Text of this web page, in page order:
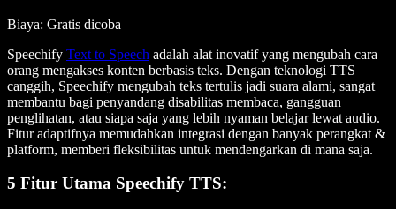
Biaya: Gratis dicoba
Speechify Text to Speech adalah alat inovatif yang mengubah cara
orang mengakses konten berbasis teks. Dengan teknologi TTS
canggih, Speechify mengubah teks tertulis jadi suara alami, sangat
membantu bagi penyandang disabilitas membaca, gangguan
penglihatan, atau siapa saja yang lebih nyaman belajar lewat audio.
Fitur adaptifnya memudahkan integrasi dengan banyak perangkat &
platform, memberi fleksibilitas untuk mendengarkan di mana saja.
5 Fitur Utama Speechify TTS: